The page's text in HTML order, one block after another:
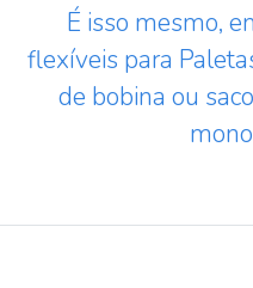
É isso mesmo,
flexíveis para
de bobina ou